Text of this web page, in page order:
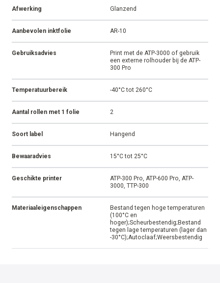
Afwerking Glanzend
Aanbevolen inktfolie AR-10
Gebruiksadvies
Print met de ATP-3000 of gebruik
een externe rolhouder bij de ATP-
300 Pro
Temperatuurbereik -40°C tot 260°C
Aantal rollen met 1 folie 2
Soort label Hangend
Bewaaradvies 15°C tot 25°C
Geschikte printer
ATP-300 Pro, ATP-600 Pro, ATP-
3000, TTP-300
Materiaaleigenschappen
Bestand tegen hoge temperaturen
(100°C en
hoger);Scheurbestendig;Bestand
tegen lage temperaturen (lager dan
-30°C);Autoclaaf;Weersbestendig